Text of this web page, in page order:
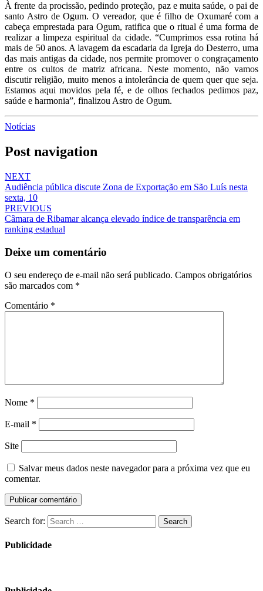
À frente da procissão, pedindo proteção, paz e muita saúde, o pai de
santo Astro de Ogum. O vereador, que é filho de Oxumaré com a
cabeça emprestada para Ogum, ratifica que o ritual é uma forma de
realizar a limpeza espiritual da cidade. “Cumprimos essa rotina há
mais de 50 anos. A lavagem da escadaria da Igreja do Desterro, uma
das mais antigas da cidade, nos permite promover o congraçamento
entre os cultos de matriz africana. Neste momento, não vamos
discutir religião, muito menos a intolerância de quem quer que seja.
Estamos aqui movidos pela fé, e de olhos fechados pedimos paz,
saúde e harmonia”, finalizou Astro de Ogum.
Notícias
Post navigation
NEXT
Audiência pública discute Zona de Exportação em São Luís nesta
sexta, 10
PREVIOUS
Câmara de Ribamar alcança elevado índice de transparência em
ranking estadual
Deixe um comentário
O seu endereço de e-mail não será publicado. Campos obrigatórios
são marcados com *
Comentário *
Nome *
E-mail *
Site
Salvar meus dados neste navegador para a próxima vez que eu
comentar.
Search for: Search
Publicidade